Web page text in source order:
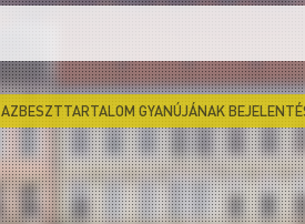
AZBESZTTARTALOM GYANÚJÁNAK